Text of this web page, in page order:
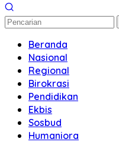
Beranda
Nasional
Regional
Birokrasi
Pendidikan
Ekbis
Sosbud
Humaniora